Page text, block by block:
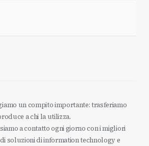
un compito importante: trasferiamo
a chi la utilizza.
a contatto ogni giorno con i migliori
soluzioni di information technology e